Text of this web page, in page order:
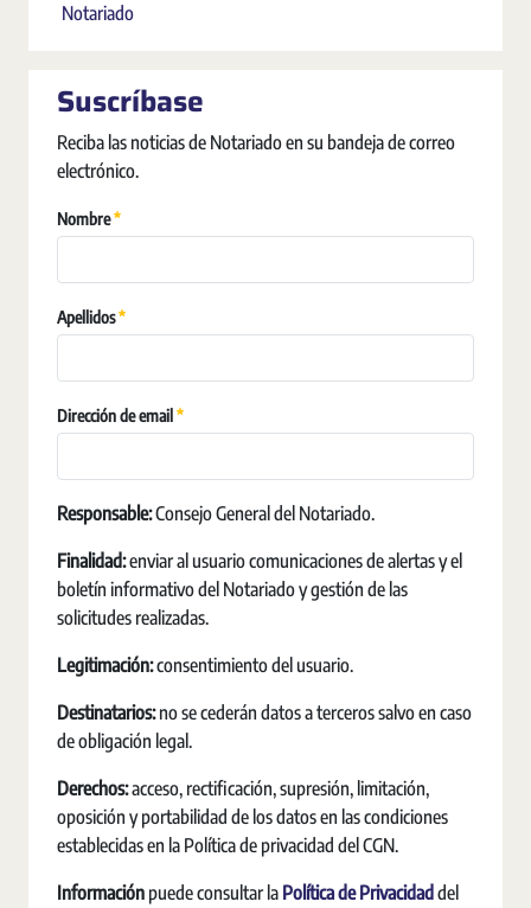
Notariado
Suscríbase
Reciba las noticias de Notariado en su bandeja de correo
electrónico.
Nombre Erforderlich
Apellidos Erforderlich
Dirección de email Erforderlich
Responsable:Consejo General del Notariado.
Finalidad:enviar al usuario comunicaciones de alertas y el
boletín informativo del Notariado y gestión de las
solicitudes realizadas.
Legitimación:consentimiento del usuario.
Destinatarios:no se cederán datos a terceros salvo en caso
de obligación legal.
Derechos:acceso, rectificación, supresión, limitación,
oposición y portabilidad de los datos en las condiciones
establecidas en la Política de privacidad del CGN.
Información puede consultar la Política de Privacidad del